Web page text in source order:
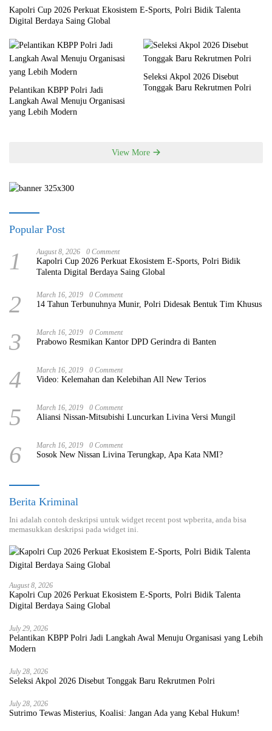
Kapolri Cup 2026 Perkuat Ekosistem E-Sports, Polri Bidik Talenta
Digital Berdaya Saing Global
Pelantikan KBPP Polri Jadi
Langkah Awal Menuju Organisasi
yang Lebih Modern
Seleksi Akpol 2026 Disebut
Tonggak Baru Rekrutmen Polri
View More
Popular Post
1 August 8, 2026 0 Comment
Kapolri Cup 2026 Perkuat Ekosistem E-Sports, Polri Bidik
Talenta Digital Berdaya Saing Global
2 March 16, 2019 0 Comment
14 Tahun Terbunuhnya Munir, Polri Didesak Bentuk Tim Khusus
3 March 16, 2019 0 Comment
Prabowo Resmikan Kantor DPD Gerindra di Banten
4 March 16, 2019 0 Comment
Video: Kelemahan dan Kelebihan All New Terios
5 March 16, 2019 0 Comment
Aliansi Nissan-Mitsubishi Luncurkan Livina Versi Mungil
6 March 16, 2019 0 Comment
Sosok New Nissan Livina Terungkap, Apa Kata NMI?
Berita Kriminal
Ini adalah contoh deskripsi untuk widget recent post wpberita, anda bisa
memasukkan deskripsi pada widget ini.
August 8, 2026
Kapolri Cup 2026 Perkuat Ekosistem E-Sports, Polri Bidik Talenta
Digital Berdaya Saing Global
July 29, 2026
Pelantikan KBPP Polri Jadi Langkah Awal Menuju Organisasi yang Lebih
Modern
July 28, 2026
Seleksi Akpol 2026 Disebut Tonggak Baru Rekrutmen Polri
July 28, 2026
Sutrimo Tewas Misterius, Koalisi: Jangan Ada yang Kebal Hukum!